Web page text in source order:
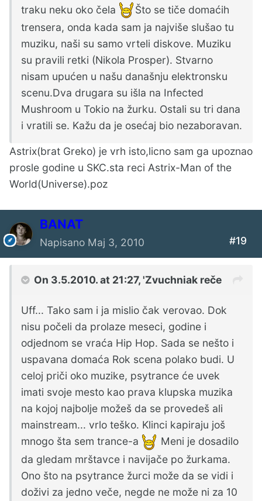
traku neku oko čela
Što se tiče domaćih
trensera, onda kada sam ja najviše slušao tu
muziku, naši su samo vrteli diskove. Muziku
su pravili retki (Nikola Prosper). Stvarno
nisam upućen u našu današnju elektronsku
scenu.Dva drugara su išla na Infected
Mushroom u Tokio na žurku. Ostali su tri dana
i vratili se. Kažu da je osećaj bio nezaboravan.
Astrix(brat Greko) je vrh isto,licno sam ga upoznao
prosle godine u SKC.sta reci Astrix-Man of the
World(Universe).poz
BANAT
Napisano Maj 3, 2010 #19
On 3.5.2010. at 21:27, 'Zvuchniak reče
Uff... Tako sam i ja mislio čak verovao. Dok
nisu počeli da prolaze meseci, godine i
odjednom se vraća Hip Hop. Sada se nešto i
uspavana domaća Rok scena polako budi. U
celoj priči oko muzike, psytrance će uvek
imati svoje mesto kao prava klupska muzika
na kojoj najbolje možeš da se provedeš ali
mainstream... vrlo teško. Klinci kapiraju još
mnogo šta sem trance-a
Meni je dosadilo
da gledam mrštavce i navijače po žurkama.
Ono što na psytrance žurci može da se vidi i
doživi za jedno veče, negde ne može ni za 10